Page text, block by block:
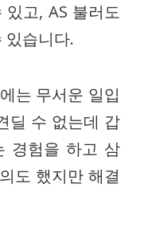
고, AS 불러도
있습니다.
는 무서운 일입
딜 수 없는데 갑
경험을 하고 삼
도 했지만 해결